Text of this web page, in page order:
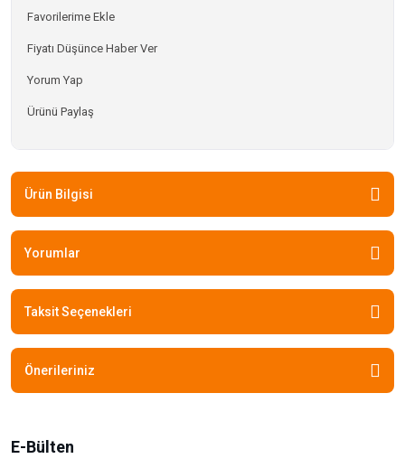
Fiyatı Düşünce Haber Ver
Yorum Yap
Ürünü Paylaş
Ürün Bilgisi
Yorumlar
Taksit Seçenekleri
Önerileriniz
E-Bülten